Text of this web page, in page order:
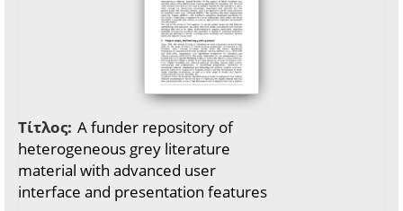
Τίτλος: A funder repository of
heterogeneous grey literature
material with advanced user
interface and presentation features